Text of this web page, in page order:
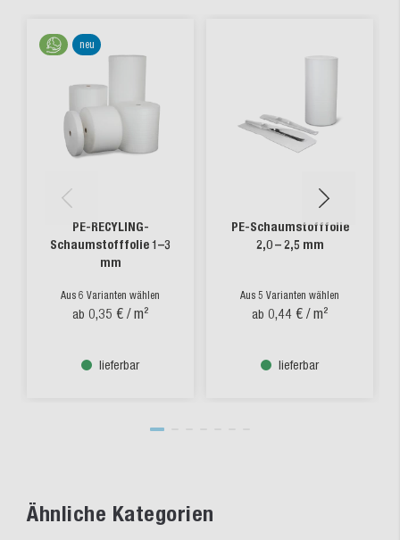
neu
PE-RECYLING-
Schaumstofffolie 1–3
mm
Aus 6 Varianten wählen
ab 0,35 € / m²
lieferbar
PE-Schaumstofffolie
2,0 – 2,5 mm
Aus 5 Varianten wählen
ab 0,44 € / m²
lieferbar
Ähnliche Kategorien